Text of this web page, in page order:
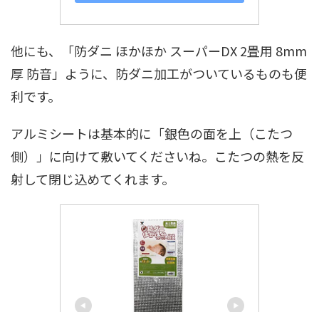
他にも、「防ダニ ほかほか スーパーDX 2畳用 8mm
厚 防音」ように、防ダニ加工がついているものも便
利です。
アルミシートは基本的に「銀色の面を上（こたつ
側）」に向けて敷いてくださいね。こたつの熱を反
射して閉じ込めてくれます。